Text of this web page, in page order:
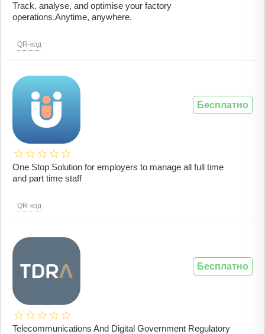
Track, analyse, and optimise your factory
operations.Anytime, anywhere.
QR-код
One Stop Solution for employers to manage all full time
and part time staff
QR-код
Бесплатно
Telecommunications And Digital Government Regulatory
Бесплатно